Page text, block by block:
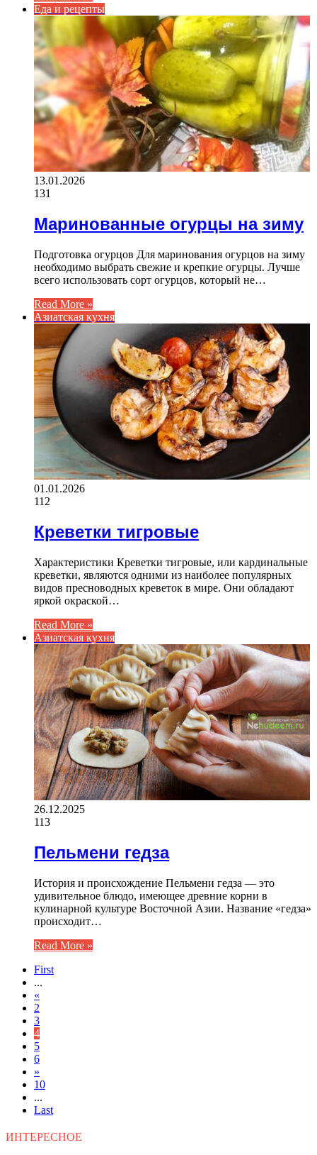
Еда и рецепты
13.01.2026
131
Маринованные огурцы на зиму
Подготовка огурцов Для маринования огурцов на зиму
необходимо выбрать свежие и крепкие огурцы. Лучше
всего использовать сорт огурцов, который не…
Read More »
Азиатская кухня
01.01.2026
112
Креветки тигровые
Характеристики Креветки тигровые, или кардинальные
креветки, являются одними из наиболее популярных
видов пресноводных креветок в мире. Они обладают
яркой окраской…
Read More »
Азиатская кухня
26.12.2025
113
Пельмени гедза
История и происхождение Пельмени гедза — это
удивительное блюдо, имеющее древние корни в
кулинарной культуре Восточной Азии. Название «гедза»
происходит…
Read More »
First
...
«
2
3
4
5
6
»
10
...
Last
ИНТЕРЕСНОЕ